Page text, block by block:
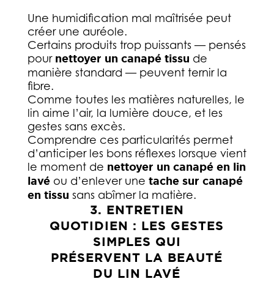
Une humidification mal maîtrisée peut
créer une auréole.
Certains produits trop puissants — pensés
pour nettoyer un canapé tissu de
manière standard — peuvent ternir la
fibre.
Comme toutes les matières naturelles, le
lin aime l’air, la lumière douce, et les
gestes sans excès.
Comprendre ces particularités permet
d’anticiper les bons réflexes lorsque vient
le moment de nettoyer un canapé en lin
lavéou d’enlever une tache sur canapé
en tissu sans abîmer la matière.
3. ENTRETIEN
QUOTIDIEN : LES GESTES
SIMPLES QUI
PRÉSERVENT LA BEAUTÉ
DU LIN LAVÉ